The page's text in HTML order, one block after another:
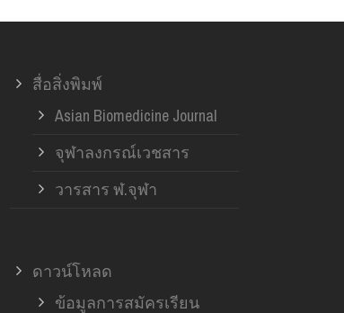
สื่อสิ่งพิมพ์
Asian Biomedicine Journal
จุฬาลงกรณ์เวชสาร
วารสาร ฬ.จุฬา
ดาวน์โหลด
ข้อมูลการสมัครเรียน